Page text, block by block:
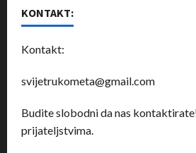
KONTAKT:
Kontakt:
svijetrukometa@gmail.com
Budite slobodni da nas
prijateljstvima.